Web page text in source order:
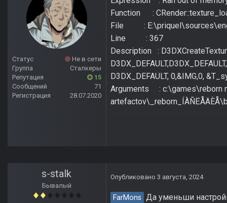
Статус
Не в сети
Группа
Сталкеры
Репутация
15
Сообщений
71
Регистрация
28.07.2020
Function :
File :
Line : 367
Description :
D3DX_DEFAULT, 0,&IMG,0,
Arguments : c:\games\reborn
s-stalk
Бывалый
Опубликовано 3 августа, 2024
FarMons Да уменьши